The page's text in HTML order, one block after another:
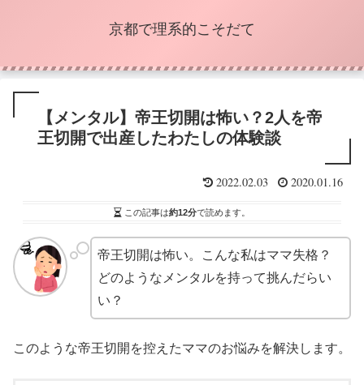
京都で理系的こそだて
【メンタル】帝王切開は怖い？2人を帝
王切開で出産したわたしの体験談
2022.02.03 2020.01.16
この記事は約12分で読めます。
帝王切開は怖い。こんな私はママ失格？
どのようなメンタルを持って挑んだらい
い？
このような帝王切開を控えたママのお悩みを解決します。